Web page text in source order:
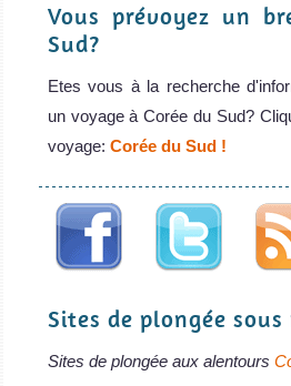
Vous prévoyez un
Sud?
Etes vous à la recherche
un voyage à Corée du Sud?
voyage: Corée du Sud !
Sites de plongée
Sites de plongée aux alentours